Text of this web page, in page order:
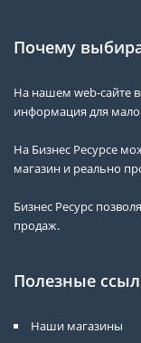
Почему
На нашем web-сайте
информация для
На Бизнес Ресурсе
магазин и реально
Бизнес Ресурс
продаж.
Полезные
Наши магазины